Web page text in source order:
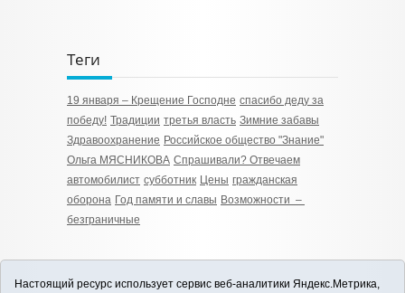
Теги
19 января – Крещение Господне спасибо деду за
победу! Традиции третья власть Зимние забавы
Здравоохранение Российское общество "Знание"
Ольга МЯСНИКОВА Спрашивали? Отвечаем
автомобилист субботник Цены гражданская
оборона Год памяти и славы Возможности –
безграничные
Настоящий ресурс использует сервис веб-аналитики Яндекс.Метрика,